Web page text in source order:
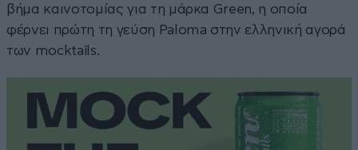
βήμα καινοτομίας για τη μάρκα Green, η οποία
φέρνει πρώτη τη γεύση Paloma στην ελληνική αγορά
των mocktails.